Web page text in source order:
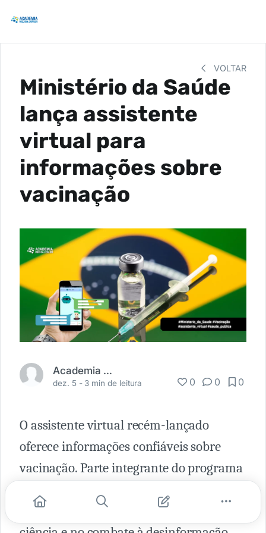
VOLTAR
Ministério da Saúde
lança assistente
virtual para
informações sobre
vacinação
Academia Médica
dez. 5 - 3 min de leitura 0 0 0
O assistente virtual recém-lançado
oferece informações confiáveis sobre
vacinação. Parte integrante do programa
interministerial foca na valorização da